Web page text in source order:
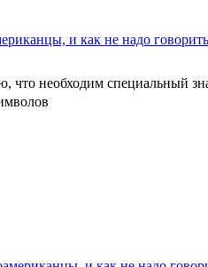
и как не надо говорить
что необходим специальный